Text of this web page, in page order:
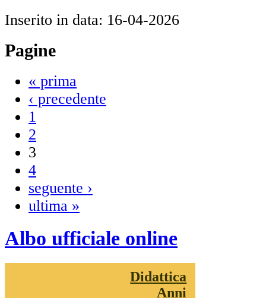
Inserito in data: 16-04-2026
Pagine
« prima
‹ precedente
1
2
3
4
seguente ›
ultima »
Albo ufficiale online
Didattica
Anni